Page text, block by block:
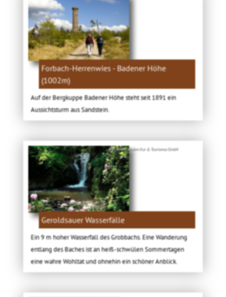
Forbach-Herrenwies - Badener Höhe
(1002m)
Auf der Bergkuppe Badener Höhe steht seit 1891 ein
Aussichtsturm aus Sandstein.
Bild: Baden-Baden Kur & Tourismus GmbH
Geroldsauer Wasserfälle
Ein 9 m hoher Wasserfall des Grobbachs. Eine Wanderung
entlang des Baches ist an heiß-schwülen Sommertagen
eine wahre Wohltat und ohnehin ein schöner Anblick.